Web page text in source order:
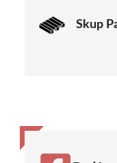
Skup